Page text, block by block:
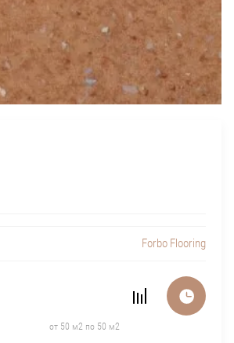
Forbo Flooring
от 50 м2 по 50 м2